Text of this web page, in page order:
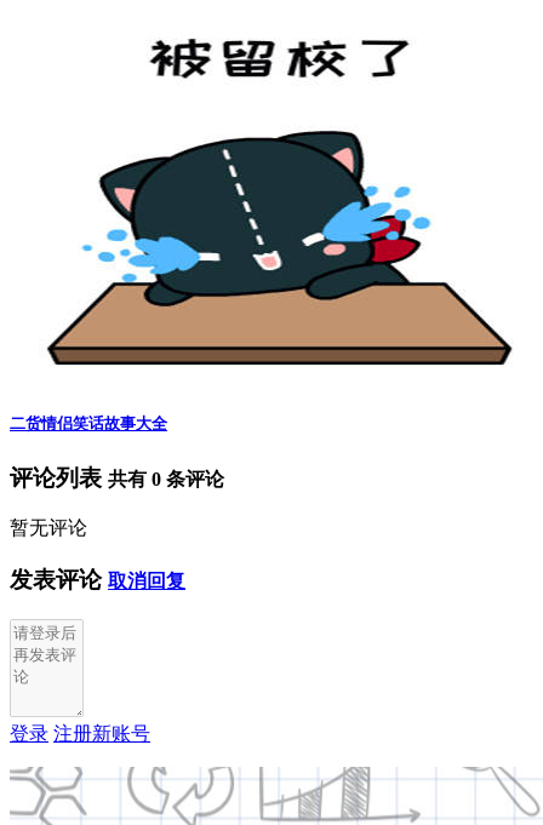
二货情侣笑话故事大全
评论列表 共有 0 条评论
暂无评论
发表评论 取消回复
登录 注册新账号